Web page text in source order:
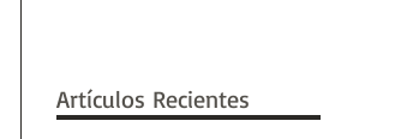
Artículos Recientes